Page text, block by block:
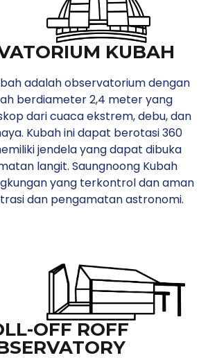
KUBAH
adalah observatorium dengan
berdiameter 2,4 meter yang
dari cuaca ekstrem, debu, dan
Kubah ini dapat berotasi 360
jendela yang dapat dibuka
langit. Saungnoong Kubah
yang terkontrol dan aman
dan pengamatan astronomi.
OFF ROFF